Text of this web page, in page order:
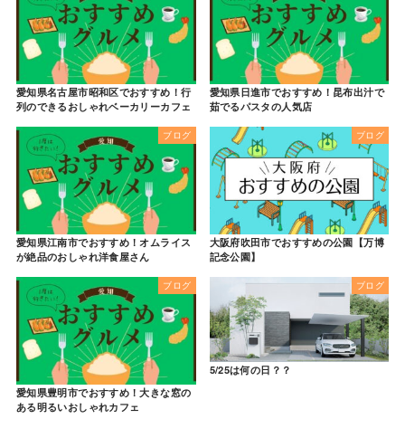
愛知県名古屋市昭和区でおすすめ！行
列のできるおしゃれベーカリーカフェ
愛知県日進市でおすすめ！昆布出汁で
茹でるパスタの人気店
ブログ
愛知県江南市でおすすめ！オムライス
が絶品のおしゃれ洋食屋さん
ブログ
大阪府吹田市でおすすめの公園【万博
記念公園】
ブログ
愛知県豊明市でおすすめ！大きな窓の
ある明るいおしゃれカフェ
ブログ
5/25は何の日？？